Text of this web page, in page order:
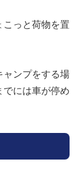
こっと荷物を置
ャンプをする場
でには車が停め